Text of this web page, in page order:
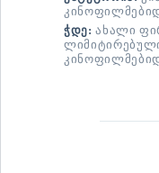
ᲭᲓᲔ:ᲐᲮᲐᲚᲘ